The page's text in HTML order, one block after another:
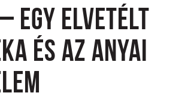
Egy elvetélt
és az anyai